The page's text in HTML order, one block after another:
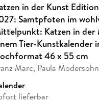
in der Kunst
Samtpfoten im
Katzen in der
Tier-Kunstkalender
46 x 55 cm
Marc, Paula
lieferbar